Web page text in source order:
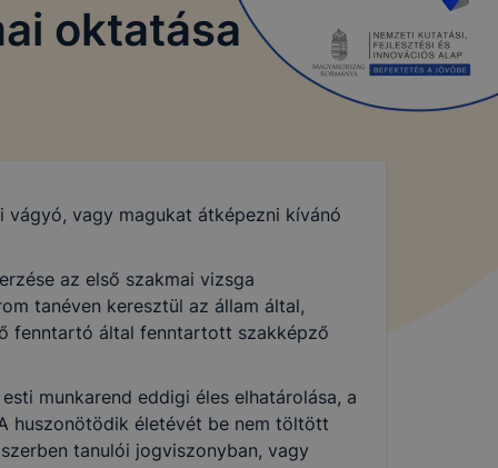
oktatása
vagy magukat átképezni kívánó
az első szakmai vizsga
tanéven keresztül az állam által,
fenntartó által fenntartott szakképző
munkarend eddigi éles elhatárolása, a
huszonötödik életévét be nem töltött
tanulói jogviszonyban, vagy